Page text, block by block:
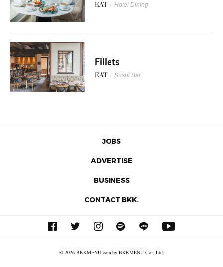
EAT / Hotel Dining
Fillets
EAT / Sushi Bar
JOBS
ADVERTISE
BUSINESS
CONTACT BKK.
© 2026 BKKMENU.com by BKKMENU Co., Ltd.